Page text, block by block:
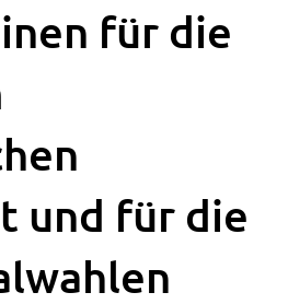
für die
und für die